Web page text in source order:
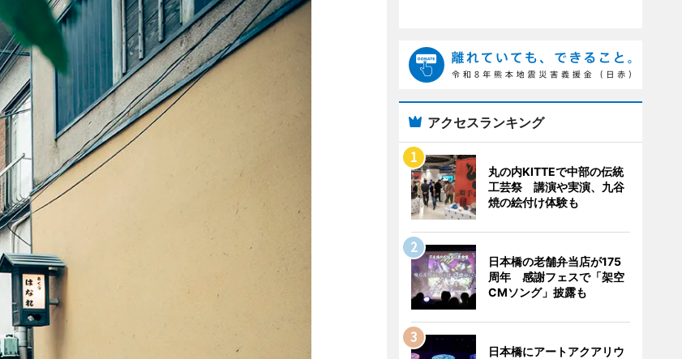
アクセスランキング
丸の内KITTEで中部の伝統
工芸祭 講演や実演、九谷
焼の絵付け体験も
日本橋の老舗弁当店が175
周年 感謝フェスで「架空
CMソング」披露も
日本橋にアートアクアリウ